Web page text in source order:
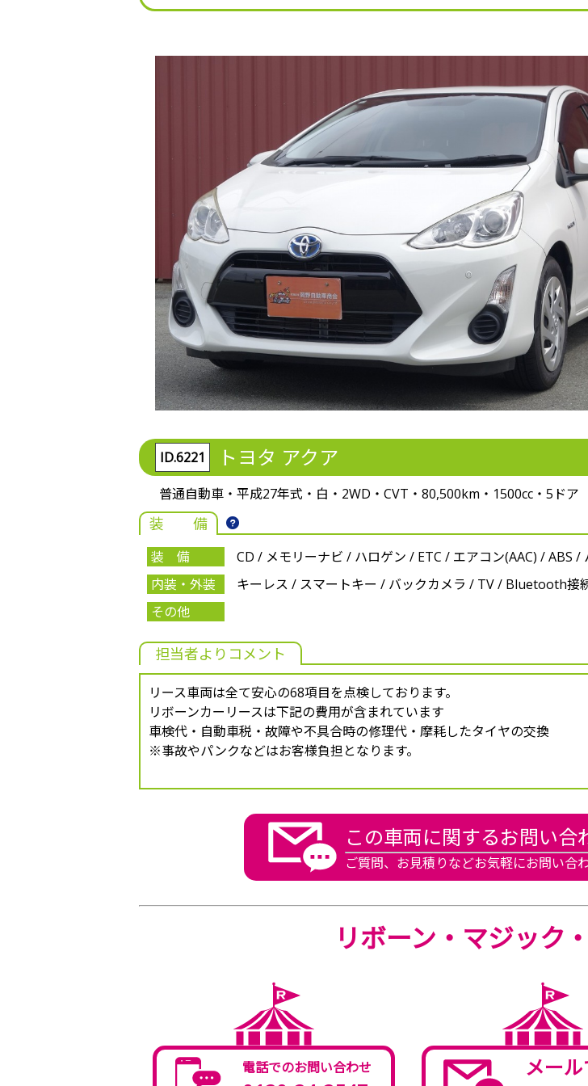
ID.6221 トヨタ アクア
普通自動車・平成27年式・白・2WD・CVT・80,500km・1500cc・5ドア
装 備
装 備
CD / メモリーナビ / ハロゲン / ETC / エアコン(AAC) / ABS
内装・外装
キーレス / スマートキー / バックカメラ / TV / Bluetooth接
その他
担当者よりコメント
リース車両は全て安心の68項目を点検しております。
リボーンカーリースは下記の費用が含まれています
車検代・自動車税・故障や不具合時の修理代・摩耗したタイヤの交換
※事故やパンクなどはお客様負担となります。
この車両に関するお問い合
ご質問、お見積りなどお気軽にお問い合
リボーン・マジック
電話でのお問い合わせ
メー